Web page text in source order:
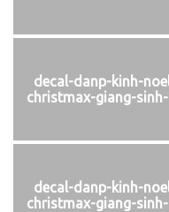
decal-danp-kinh-
christmax-giang-
decal-danp-kinh-
christmax-giang-